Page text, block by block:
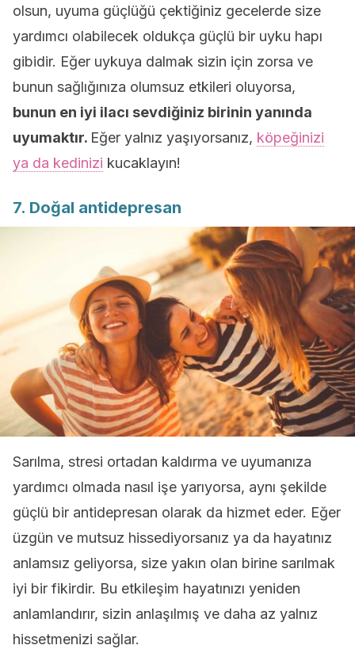
olsun, uyuma güçlüğü çektiğiniz gecelerde size
yardımcı olabilecek oldukça güçlü bir uyku hapı
gibidir. Eğer uykuya dalmak sizin için zorsa ve
bunun sağlığınıza olumsuz etkileri oluyorsa,
bunun en iyi ilacı sevdiğiniz birinin yanında
uyumaktır. Eğer yalnız yaşıyorsanız, köpeğinizi
ya da kedinizi kucaklayın!
7. Doğal antidepresan
Sarılma, stresi ortadan kaldırma ve uyumanıza
yardımcı olmada nasıl işe yarıyorsa, aynı şekilde
güçlü bir antidepresan olarak da hizmet eder. Eğer
üzgün ve mutsuz hissediyorsanız ya da hayatınız
anlamsız geliyorsa, size yakın olan birine sarılmak
iyi bir fikirdir. Bu etkileşim hayatınızı yeniden
anlamlandırır, sizin anlaşılmış ve daha az yalnız
hissetmenizi sağlar.